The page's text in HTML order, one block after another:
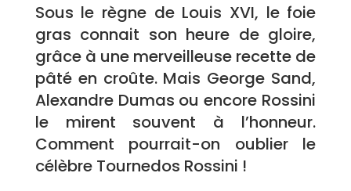
Sous le règne de Louis XVI, le foie
gras connait son heure de gloire,
grâce à une merveilleuse recette de
pâté en croûte. Mais George Sand,
Alexandre Dumas ou encore Rossini
le mirent souvent à l’honneur.
Comment pourrait-on oublier le
célèbre Tournedos Rossini !